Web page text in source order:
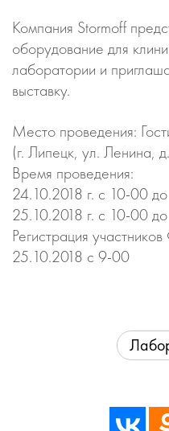
Компания Stormoff
оборудование для
лаборатории и
выставку.
Место проведения:
(г. Липецк, ул. Ленина,
Время проведения:
24.10.2018 г. с 10-00
25.10.2018 г. с 10-00
Регистрация
25.10.2018 с 9-00